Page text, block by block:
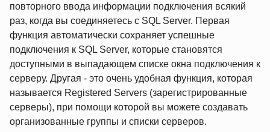
повторного ввода информации подключения всякий
раз, когда вы соединяетесь с SQL Server. Первая
функция автоматически сохраняет успешные
подключения к SQL Server, которые становятся
доступными в выпадающем списке окна подключения к
серверу. Другая - это очень удобная функция, которая
называется Registered Servers (зарегистрированные
серверы), при помощи которой вы можете создавать
организованные группы и списки серверов.